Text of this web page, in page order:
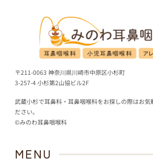
〒211-0063 神奈川県川崎市中原区小杉町
3-257-4 小杉第2山協ビル2F
武蔵小杉で耳鼻科・耳鼻咽喉科をお探しの際はお気
ださい。
©みのわ耳鼻咽喉科
MENU